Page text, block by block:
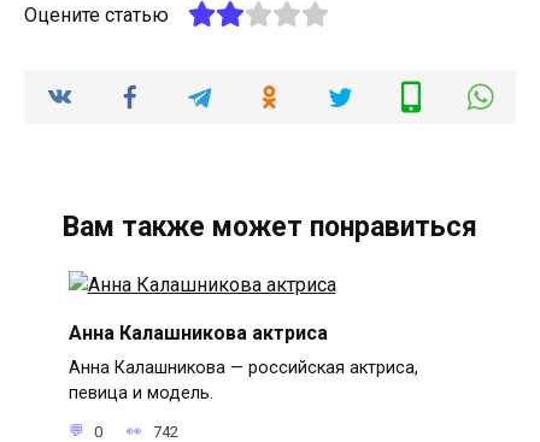
Оцените статью
Вам также может понравиться
Анна Калашникова актриса
Анна Калашникова — российская актриса,
певица и модель.
0 742